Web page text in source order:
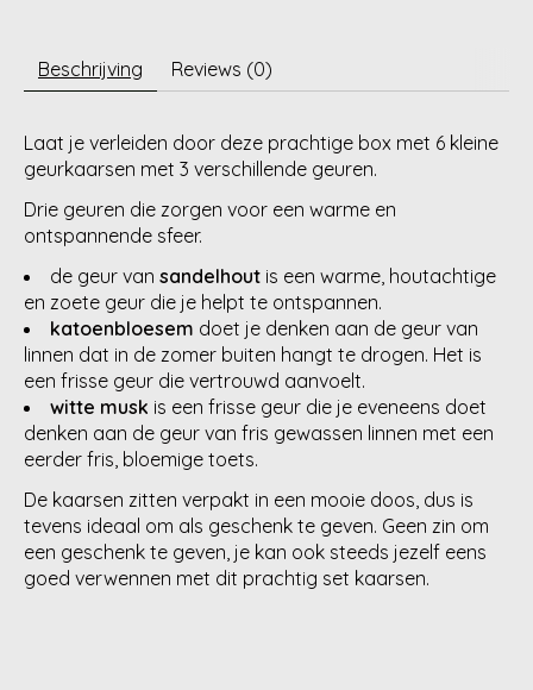
Beschrijving Reviews (0)
Laat je verleiden door deze prachtige box met 6 kleine
geurkaarsen met 3 verschillende geuren.
Drie geuren die zorgen voor een warme en
ontspannende sfeer.
de geur van sandelhout is een warme, houtachtige
en zoete geur die je helpt te ontspannen.
katoenbloesem doet je denken aan de geur van
linnen dat in de zomer buiten hangt te drogen. Het is
een frisse geur die vertrouwd aanvoelt.
witte musk is een frisse geur die je eveneens doet
denken aan de geur van fris gewassen linnen met een
eerder fris, bloemige toets.
De kaarsen zitten verpakt in een mooie doos, dus is
tevens ideaal om als geschenk te geven. Geen zin om
een geschenk te geven, je kan ook steeds jezelf eens
goed verwennen met dit prachtig set kaarsen.